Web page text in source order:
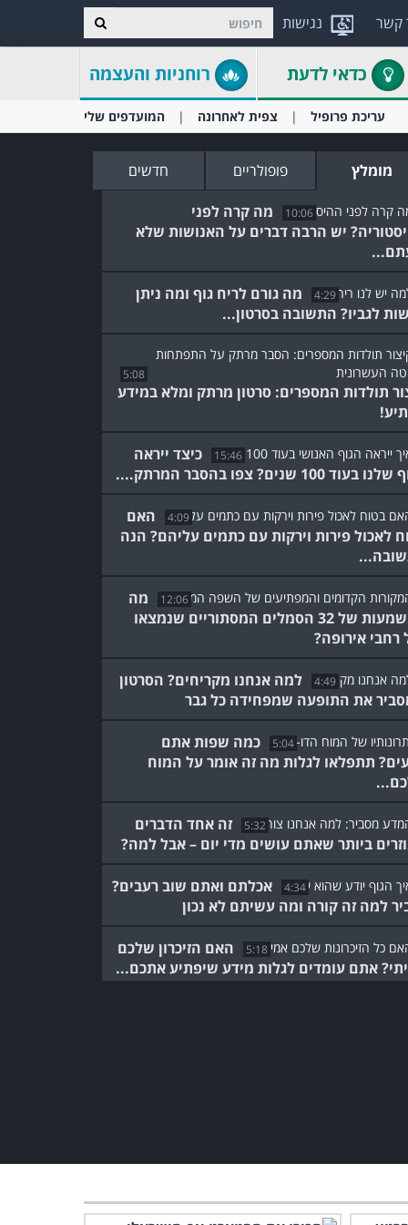
נגישות קשר
כדאי לדעת רוחניות והעצמה
עריכת פרופיל צפית לאחרונה המועדפים שלי
מומלץ פופולריים חדשים
10:06
מה קרה לפני
יש הרבה דברים על האנושות שלא
4:29
מה גורם לריח גוף ומה ניתן
לגביו? התשובה בסרטון...
5:08
תולדות המספרים: סרטון מרתק ומלא במידע
15:46
כיצד ייראה
בעוד 100 שנים? צפו בהסבר המרתק....
4:09
האם
לאכול פירות וירקות עם כתמים עליהם? הנה
12:06
מה
המשמעות של 32 הסמלים המסתוריים שנמצאו
רחבי אירופה?
4:49
למה אנחנו מקריחים? הסרטון
את התופעה שמפחידה כל גבר
5:04
כמה שפות אתם
תתפלאו לגלות מה זה אומר על המוח
5:32
זה אחד הדברים
ביותר שאתם עושים מדי יום – אבל למה?
4:34
אכלתם ואתם שוב רעבים?
למה זה קורה ומה עשיתם לא נכון
5:18
האם הזיכרון שלכם
אתם עומדים לגלות מידע שיפתיע אתכם...
לכאבי ראש? הסרטון המרתק הזה מגלה את